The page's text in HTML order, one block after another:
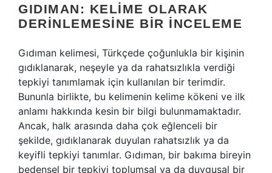
GIDIMAN: KELIME OLARAK
DERINLEMESINE BIR İNCELEME
Gıdıman kelimesi, Türkçede çoğunlukla bir kişinin
gıdıklanarak, neşeyle ya da rahatsızlıkla verdiği
tepkiyi tanımlamak için kullanılan bir terimdir.
Bununla birlikte, bu kelimenin kelime kökeni ve ilk
anlamı hakkında kesin bir bilgi bulunmamaktadır.
Ancak, halk arasında daha çok eğlenceli bir
şekilde, gıdıklanarak duyulan rahatsızlık ya da
keyifli tepkiyi tanımlar. Gıdıman, bir bakıma bireyin
bedensel bir tepkiyi toplumsal ya da duygusal bir